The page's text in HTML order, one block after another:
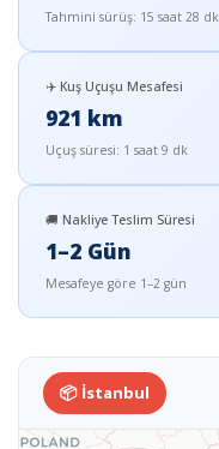
Tahmini sürüş: 15 saat 28 dk
✈️ Kuş Uçuşu Mesafesi
921 km
Uçuş süresi: 1 saat 9 dk
🚚 Nakliye Teslim Süresi
1–2 Gün
Mesafeye göre 1–2 gün
📦 İstanbul